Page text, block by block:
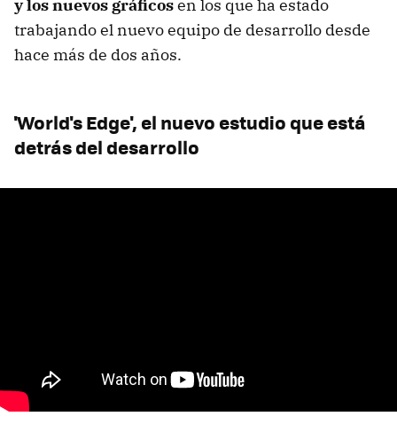
y los nuevos gráficosen los que ha estado
trabajando el nuevo equipo de desarrollo desde
hace más de dos años.
'World's Edge', el nuevo estudio que está
detrás del desarrollo